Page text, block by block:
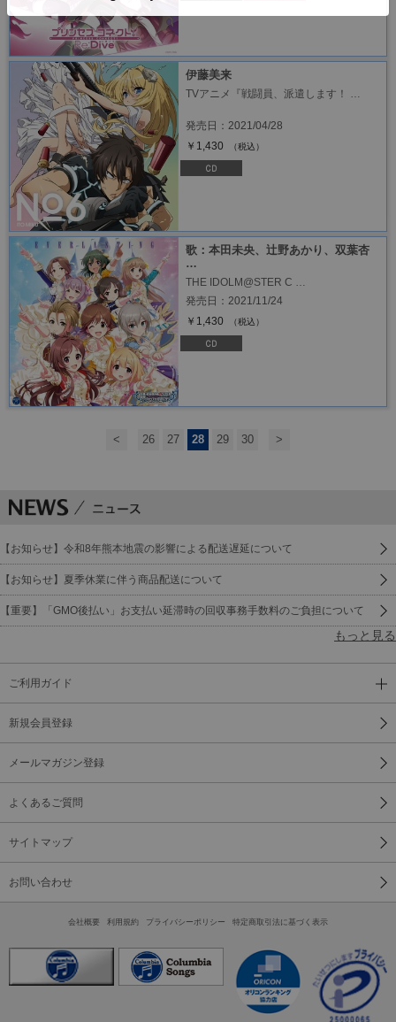
伊藤美来
TVアニメ『戦闘員、派遣します！ …
発売日：2021/04/28
￥1,430
（税込）
歌：本田未央、辻野あかり、双葉杏
…
THE IDOLM@STER C …
発売日：2021/11/24
￥1,430
（税込）
< 26 27 28 29 30 >
【お知らせ】令和8年熊本地震の影響による配送遅延について
【お知らせ】夏季休業に伴う商品配送について
【重要】「GMO後払い」お支払い延滞時の回収事務手数料のご負担について
もっと見る
ご利用ガイド
新規会員登録
メールマガジン登録
よくあるご質問
サイトマップ
お問い合わせ
会社概要 利用規約 プライバシーポリシー 特定商取引法に基づく表示